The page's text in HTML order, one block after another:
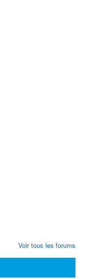
Voir tous les forums